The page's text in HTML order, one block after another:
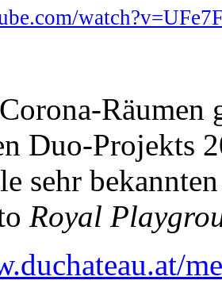
Räumen
Duo-Projekts
sehr
Royal